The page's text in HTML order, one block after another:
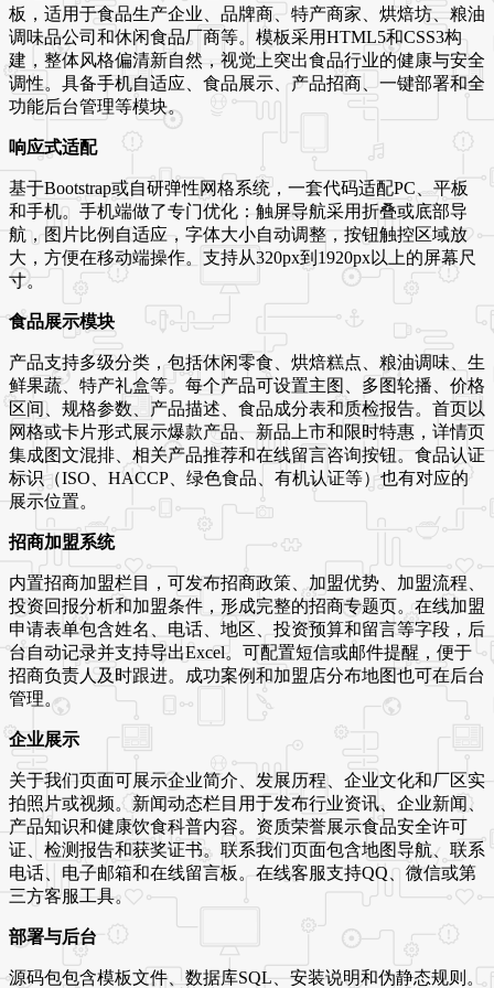
板，适用于食品生产企业、品牌商、特产商家、烘焙坊、粮油
调味品公司和休闲食品厂商等。模板采用HTML5和CSS3构
建，整体风格偏清新自然，视觉上突出食品行业的健康与安全
调性。具备手机自适应、食品展示、产品招商、一键部署和全
功能后台管理等模块。
响应式适配
基于Bootstrap或自研弹性网格系统，一套代码适配PC、平板
和手机。手机端做了专门优化：触屏导航采用折叠或底部导
航，图片比例自适应，字体大小自动调整，按钮触控区域放
大，方便在移动端操作。支持从320px到1920px以上的屏幕尺
寸。
食品展示模块
产品支持多级分类，包括休闲零食、烘焙糕点、粮油调味、生
鲜果蔬、特产礼盒等。每个产品可设置主图、多图轮播、价格
区间、规格参数、产品描述、食品成分表和质检报告。首页以
网格或卡片形式展示爆款产品、新品上市和限时特惠，详情页
集成图文混排、相关产品推荐和在线留言咨询按钮。食品认证
标识（ISO、HACCP、绿色食品、有机认证等）也有对应的
展示位置。
招商加盟系统
内置招商加盟栏目，可发布招商政策、加盟优势、加盟流程、
投资回报分析和加盟条件，形成完整的招商专题页。在线加盟
申请表单包含姓名、电话、地区、投资预算和留言等字段，后
台自动记录并支持导出Excel。可配置短信或邮件提醒，便于
招商负责人及时跟进。成功案例和加盟店分布地图也可在后台
管理。
企业展示
关于我们页面可展示企业简介、发展历程、企业文化和厂区实
拍照片或视频。新闻动态栏目用于发布行业资讯、企业新闻、
产品知识和健康饮食科普内容。资质荣誉展示食品安全许可
证、检测报告和获奖证书。联系我们页面包含地图导航、联系
电话、电子邮箱和在线留言板。在线客服支持QQ、微信或第
三方客服工具。
部署与后台
源码包包含模板文件、数据库SQL、安装说明和伪静态规则。